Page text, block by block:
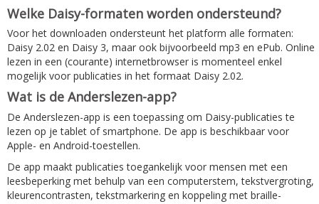
Welke Daisy-formaten worden ondersteund?
Voor het downloaden ondersteunt het platform alle formaten:
Daisy 2.02 en Daisy 3, maar ook bijvoorbeeld mp3 en ePub. Online
lezen in een (courante) internetbrowser is momenteel enkel
mogelijk voor publicaties in het formaat Daisy 2.02.
Wat is de Anderslezen-app?
De Anderslezen-app is een toepassing om Daisy-publicaties te
lezen op je tablet of smartphone. De app is beschikbaar voor
Apple- en Android-toestellen.
De app maakt publicaties toegankelijk voor mensen met een
leesbeperking met behulp van een computerstem, tekstvergroting,
kleurencontrasten, tekstmarkering en koppeling met braille-